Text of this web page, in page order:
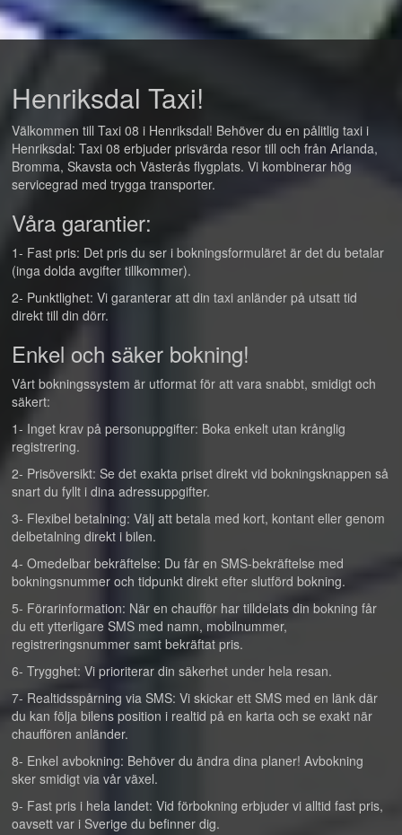
Henriksdal Taxi!
Välkommen till Taxi 08 i Henriksdal! Behöver du en pålitlig taxi i
Henriksdal: Taxi 08 erbjuder prisvärda resor till och från Arlanda,
Bromma, Skavsta och Västerås flygplats. Vi kombinerar hög
servicegrad med trygga transporter.
Våra garantier:
1- Fast pris: Det pris du ser i bokningsformuläret är det du betalar
(inga dolda avgifter tillkommer).
2- Punktlighet: Vi garanterar att din taxi anländer på utsatt tid
direkt till din dörr.
Enkel och säker bokning!
Vårt bokningssystem är utformat för att vara snabbt, smidigt och
säkert:
1- Inget krav på personuppgifter: Boka enkelt utan krånglig
registrering.
2- Prisöversikt: Se det exakta priset direkt vid bokningsknappen så
snart du fyllt i dina adressuppgifter.
3- Flexibel betalning: Välj att betala med kort, kontant eller genom
delbetalning direkt i bilen.
4- Omedelbar bekräftelse: Du får en SMS-bekräftelse med
bokningsnummer och tidpunkt direkt efter slutförd bokning.
5- Förarinformation: När en chaufför har tilldelats din bokning får
du ett ytterligare SMS med namn, mobilnummer,
registreringsnummer samt bekräftat pris.
6- Trygghet: Vi prioriterar din säkerhet under hela resan.
7- Realtidsspårning via SMS: Vi skickar ett SMS med en länk där
du kan följa bilens position i realtid på en karta och se exakt när
chauffören anländer.
8- Enkel avbokning: Behöver du ändra dina planer! Avbokning
sker smidigt via vår växel.
9- Fast pris i hela landet: Vid förbokning erbjuder vi alltid fast pris,
oavsett var i Sverige du befinner dig.